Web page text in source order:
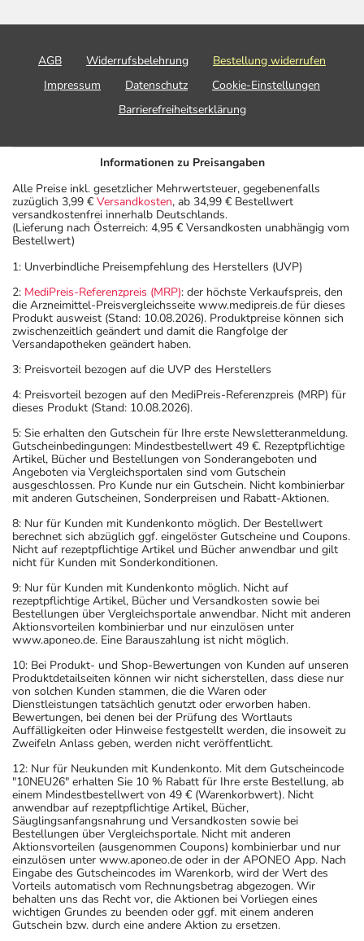
AGB Widerrufsbelehrung
Bestellung widerrufen
Impressum
Datenschutz
Cookie-Einstellungen
Barrierefreiheitserklärung
Informationen zu Preisangaben
Alle Preise inkl. gesetzlicher Mehrwertsteuer, gegebenenfalls
zuzüglich 3,99 € Versandkosten, ab 34,99 € Bestellwert
versandkostenfrei innerhalb Deutschlands.
(Lieferung nach Österreich: 4,95 € Versandkosten unabhängig vom
Bestellwert)
1: Unverbindliche Preisempfehlung des Herstellers (UVP)
2: MediPreis-Referenzpreis (MRP): der höchste Verkaufspreis, den
die Arzneimittel-Preisvergleichsseite www.medipreis.de für dieses
Produkt ausweist (Stand: 10.08.2026). Produktpreise können sich
zwischenzeitlich geändert und damit die Rangfolge der
Versandapotheken geändert haben.
3: Preisvorteil bezogen auf die UVP des Herstellers
4: Preisvorteil bezogen auf den MediPreis-Referenzpreis (MRP) für
dieses Produkt (Stand: 10.08.2026).
5: Sie erhalten den Gutschein für Ihre erste Newsletteranmeldung.
Gutscheinbedingungen: Mindestbestellwert 49 €. Rezeptpflichtige
Artikel, Bücher und Bestellungen von Sonderangeboten und
Angeboten via Vergleichsportalen sind vom Gutschein
ausgeschlossen. Pro Kunde nur ein Gutschein. Nicht kombinierbar
mit anderen Gutscheinen, Sonderpreisen und Rabatt-Aktionen.
8: Nur für Kunden mit Kundenkonto möglich. Der Bestellwert
berechnet sich abzüglich ggf. eingelöster Gutscheine und Coupons.
Nicht auf rezeptpflichtige Artikel und Bücher anwendbar und gilt
nicht für Kunden mit Sonderkonditionen.
9: Nur für Kunden mit Kundenkonto möglich. Nicht auf
rezeptpflichtige Artikel, Bücher und Versandkosten sowie bei
Bestellungen über Vergleichsportale anwendbar. Nicht mit anderen
Aktionsvorteilen kombinierbar und nur einzulösen unter
www.aponeo.de. Eine Barauszahlung ist nicht möglich.
10: Bei Produkt- und Shop-Bewertungen von Kunden auf unseren
Produktdetailseiten können wir nicht sicherstellen, dass diese nur
von solchen Kunden stammen, die die Waren oder
Dienstleistungen tatsächlich genutzt oder erworben haben.
Bewertungen, bei denen bei der Prüfung des Wortlauts
Auffälligkeiten oder Hinweise festgestellt werden, die insoweit zu
Zweifeln Anlass geben, werden nicht veröffentlicht.
12: Nur für Neukunden mit Kundenkonto. Mit dem Gutscheincode
"10NEU26" erhalten Sie 10 % Rabatt für Ihre erste Bestellung, ab
einem Mindestbestellwert von 49 € (Warenkorbwert). Nicht
anwendbar auf rezeptpflichtige Artikel, Bücher,
Säuglingsanfangsnahrung und Versandkosten sowie bei
Bestellungen über Vergleichsportale. Nicht mit anderen
Aktionsvorteilen (ausgenommen Coupons) kombinierbar und nur
einzulösen unter www.aponeo.de oder in der APONEO App. Nach
Eingabe des Gutscheincodes im Warenkorb, wird der Wert des
Vorteils automatisch vom Rechnungsbetrag abgezogen. Wir
behalten uns das Recht vor, die Aktionen bei Vorliegen eines
wichtigen Grundes zu beenden oder ggf. mit einem anderen
Gutschein bzw. durch eine andere Aktion zu ersetzen.